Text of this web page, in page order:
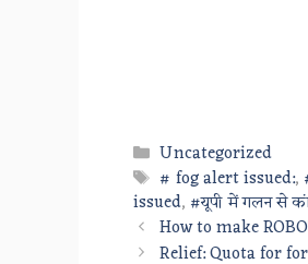
Categories
Uncategorized
Tags
# fog alert issued:,
issued, #यूपी में गलन से
How to make
Relief: Quota for